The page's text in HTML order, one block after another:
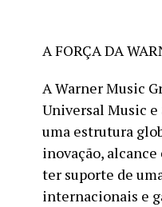
A FORÇA DA
A Warner Music
Universal Music
uma estrutura
inovação,
ter suporte de
internacionais e